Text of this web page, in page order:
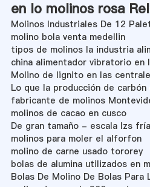
en lo molinos rosa
Molinos Industriales De 12
molino bola venta medellin
tipos de molinos la industria
china alimentador vibratorio en
Molino de lignito en las
Lo que la producción de
fabricante de molinos
molinos de cacao en cusco
De gran tamaño - escala lzs
molinos para moler el alforfon
molino de carne usado tororey
bolas de alumina utilizados en
Bolas De Molino De Bolas Para